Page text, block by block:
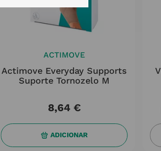
ACTIMOVE
Actimove Everyday Supports
Suporte Tornozelo M
8,64 €
ADICIONAR